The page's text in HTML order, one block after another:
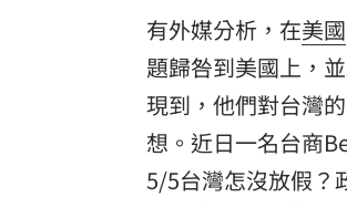
有外媒分析，在美國
題歸咎到美國上，
現到，他們對台灣
想。近日一名台商
5/5台灣怎沒放假？